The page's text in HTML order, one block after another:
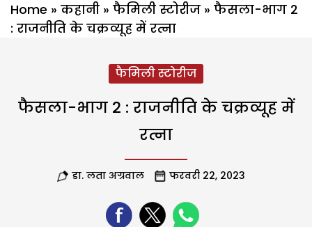
Home » कहानी » फैमिली स्टोरीज » फैसला-भाग 2
: राजनीति के चक्रव्यूह में रत्ना
फैमिली स्टोरीज
फैसला-भाग 2 : राजनीति के चक्रव्यूह में
रत्ना
डा. लता अग्रवाल फरवरी 22, 2023